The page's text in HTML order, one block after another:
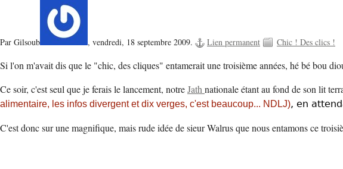
Par Gilsoub , vendredi, 18 septembre 2009. Lien permanent Chic ! Des clics !
Si l'on m'avait dis que le "chic, des cliques" entamerait une troisième années, hé bé bou
Ce soir, c'est seul que je ferais le lancement, notreJathnationale étant au fond de son lit
alimentaire, les infos divergent et dix verges, c'est beaucoup... NDLJ), en
C'est donc sur une magnifique, mais rude idée de sieur Walrus que nous entamons ce